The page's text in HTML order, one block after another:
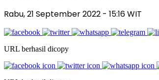
Rabu, 21 September 2022 - 15:16 WIT
URL berhasil dicopy